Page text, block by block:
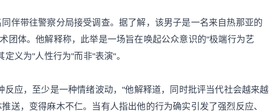
伴带往警察分局接受调查。据了解，该男子是一名来自热那亚的
团体。他解释称，此举是一场旨在唤起公众意识的"极端行为艺
义为"人性行为"而非"表演"。
反应，至少是一种情绪波动，"他解释道，同时批评当代社会越来越
送，变得麻木不仁。当有人指出他的行为确实引发了强烈反应、